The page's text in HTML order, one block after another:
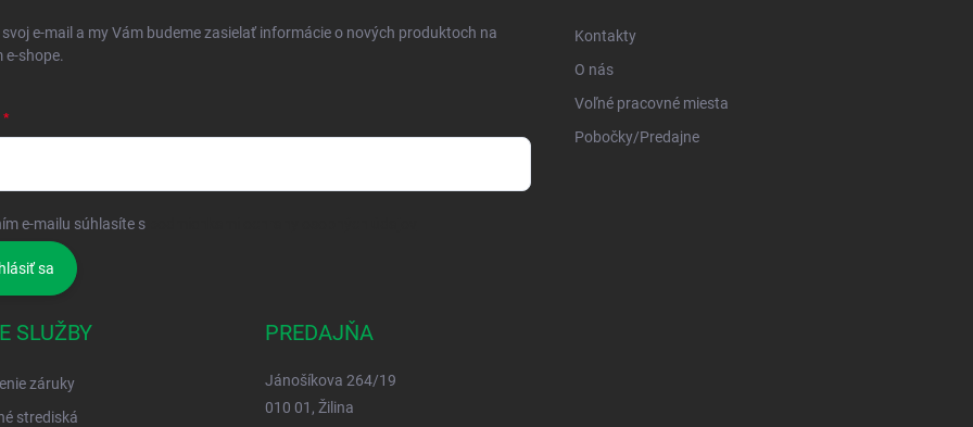
e-mail a my Vám budeme zasielať informácie o nových produktoch na
e-shope.
e-mailu súhlasíte s
sa
Kontakty
O nás
Voľné pracovné miesta
Pobočky/Predajne
SLUŽBY
záruky
strediská
PREDAJŇA
Jánošíkova 264/19
010 01, Žilina